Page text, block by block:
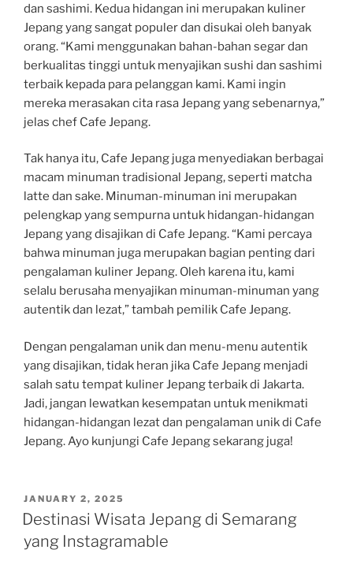
dan sashimi. Kedua hidangan ini merupakan kuliner
Jepang yang sangat populer dan disukai oleh banyak
orang. “Kami menggunakan bahan-bahan segar dan
berkualitas tinggi untuk menyajikan sushi dan sashimi
terbaik kepada para pelanggan kami. Kami ingin
mereka merasakan cita rasa Jepang yang sebenarnya,”
jelas chef Cafe Jepang.
Tak hanya itu, Cafe Jepang juga menyediakan berbagai
macam minuman tradisional Jepang, seperti matcha
latte dan sake. Minuman-minuman ini merupakan
pelengkap yang sempurna untuk hidangan-hidangan
Jepang yang disajikan di Cafe Jepang. “Kami percaya
bahwa minuman juga merupakan bagian penting dari
pengalaman kuliner Jepang. Oleh karena itu, kami
selalu berusaha menyajikan minuman-minuman yang
autentik dan lezat,” tambah pemilik Cafe Jepang.
Dengan pengalaman unik dan menu-menu autentik
yang disajikan, tidak heran jika Cafe Jepang menjadi
salah satu tempat kuliner Jepang terbaik di Jakarta.
Jadi, jangan lewatkan kesempatan untuk menikmati
hidangan-hidangan lezat dan pengalaman unik di Cafe
Jepang. Ayo kunjungi Cafe Jepang sekarang juga!
POSTED
ON
JANUARY 2, 2025
Destinasi Wisata Jepang di Semarang
yang Instagramable